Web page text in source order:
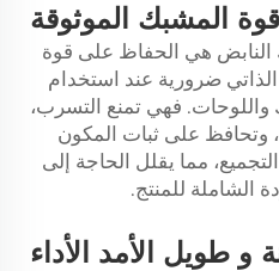
قوة المشبك الموثوقة
النابض هي الحفاظ على قوة
الذاتي ضرورية عند استخدام
واللوحات. فهي تمنع التسرب،
وتحافظ على ثبات المكون
مما يقلل الحاجة إلى
الشاملة للمنتج.
و طويل الأمد الأداء